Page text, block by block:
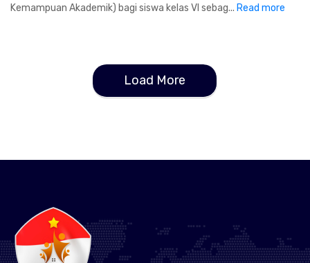
Kemampuan Akademik) bagi siswa kelas VI sebag... Read more
Load More